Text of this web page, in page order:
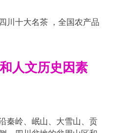
川十大名茶 ，全国农产品
人文历史因素
秦岭、岷山、大雪山、贡